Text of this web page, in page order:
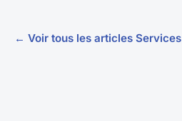
← Voir tous les articles Services